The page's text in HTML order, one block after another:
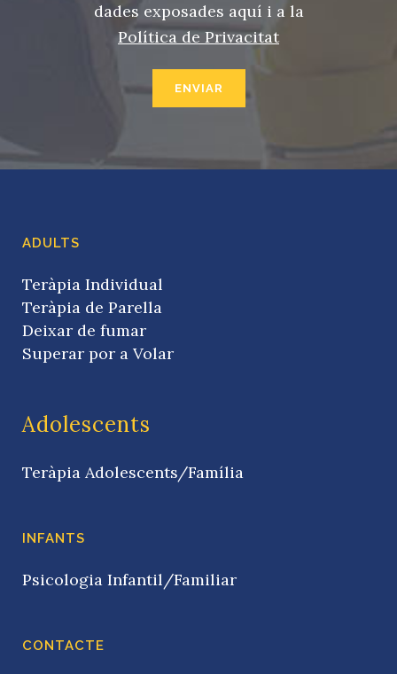
dades exposades aquí i a la
Política de Privacitat
ADULTS
Teràpia Individual
Teràpia de Parella
Deixar de fumar
Superar por a Volar
Adolescents
Teràpia Adolescents/Família
INFANTS
Psicologia Infantil/Familiar
CONTACTE